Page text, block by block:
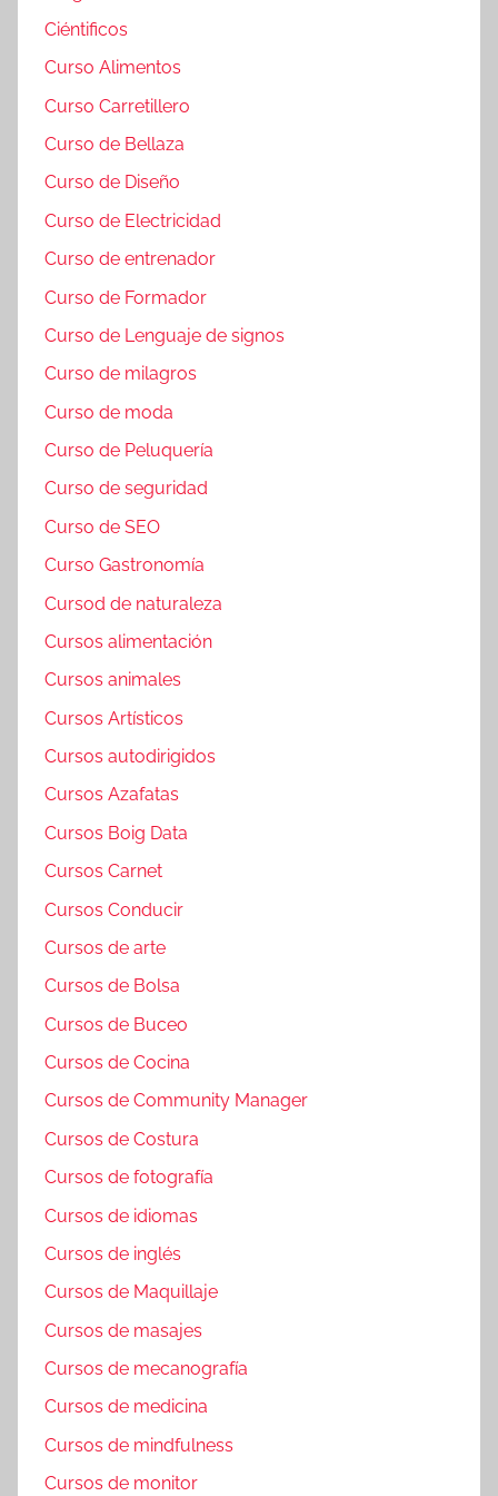
Ciéntificos
Curso Alimentos
Curso Carretillero
Curso de Bellaza
Curso de Diseño
Curso de Electricidad
Curso de entrenador
Curso de Formador
Curso de Lenguaje de signos
Curso de milagros
Curso de moda
Curso de Peluquería
Curso de seguridad
Curso de SEO
Curso Gastronomía
Cursod de naturaleza
Cursos alimentación
Cursos animales
Cursos Artísticos
Cursos autodirigidos
Cursos Azafatas
Cursos Boig Data
Cursos Carnet
Cursos Conducir
Cursos de arte
Cursos de Bolsa
Cursos de Buceo
Cursos de Cocina
Cursos de Community Manager
Cursos de Costura
Cursos de fotografía
Cursos de idiomas
Cursos de inglés
Cursos de Maquillaje
Cursos de masajes
Cursos de mecanografía
Cursos de medicina
Cursos de mindfulness
Cursos de monitor